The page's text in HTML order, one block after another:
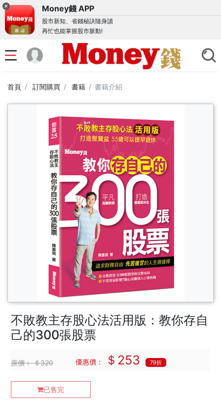
Money錢 APP
股市新知、省錢秘訣隨身讀
再忙也能掌握股市脈動!
首頁 訂閱購買 書籍 書籍介紹
不敗教主存股心法活用版：教你存自
己的300張股票
原價：＄320 優惠價： ＄253 79折
已售完